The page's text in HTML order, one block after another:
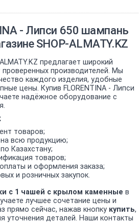
- Липси 650 шампань
SHOP-ALMATY.KZ
предлагает широкий
производителей. Мы
каждого изделия, удобные
цены. Купив FLORENTINA - Липси
надёжное оборудование с
товаров;
на всю продукцию;
Казахстану;
товаров;
и оформления заказа;
и розничных закупок.
с 1 чашей c крылом каменные в
лучшее сочетание цены и
прямо сейчас, нажав кнопку купить,
уточнения деталей. Наши контакты